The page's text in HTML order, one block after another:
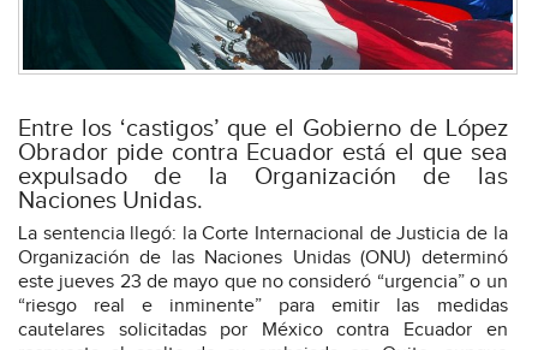
Entre los ‘castigos’ que el Gobierno de López
Obrador pide contra Ecuador está el que sea
expulsado de la Organización de las
Naciones Unidas.
La sentencia llegó: la Corte Internacional de Justicia de la
Organización de las Naciones Unidas (ONU) determinó
este jueves 23 de mayo que no consideró “urgencia” o un
“riesgo real e inminente” para emitir las medidas
cautelares solicitadas por México contra Ecuador en